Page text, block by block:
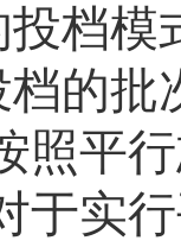
档模
的
照平
于实